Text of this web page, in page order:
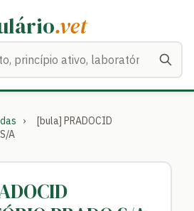
.vet
›
[bula] PRADOCID
A